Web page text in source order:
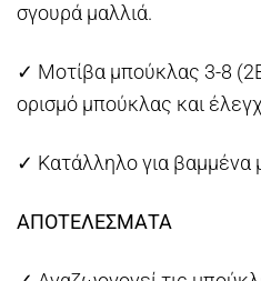
σγουρά μαλλιά.
✓ Μοτίβα μπούκλας 3-8
ορισμό μπούκλας και
✓ Κατάλληλο για βαμμένα
ΑΠΟΤΕΛΕΣΜΑΤΑ